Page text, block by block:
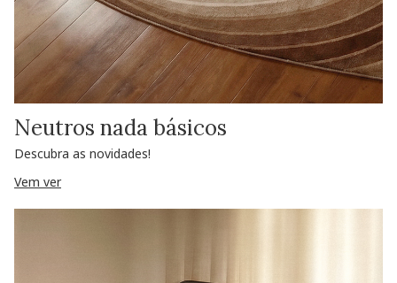
Neutros nada básicos
Descubra as novidades!
Vem ver